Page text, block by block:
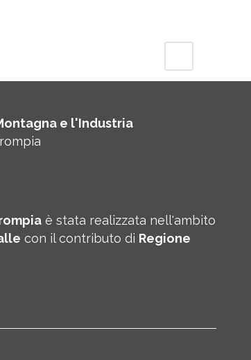
e l'Industria
è stata realizzata nell'ambito
con il contributo di Regione